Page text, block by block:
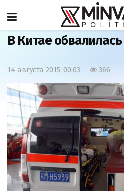
Главная
В Китае
14 августа 2015, 00:03 366